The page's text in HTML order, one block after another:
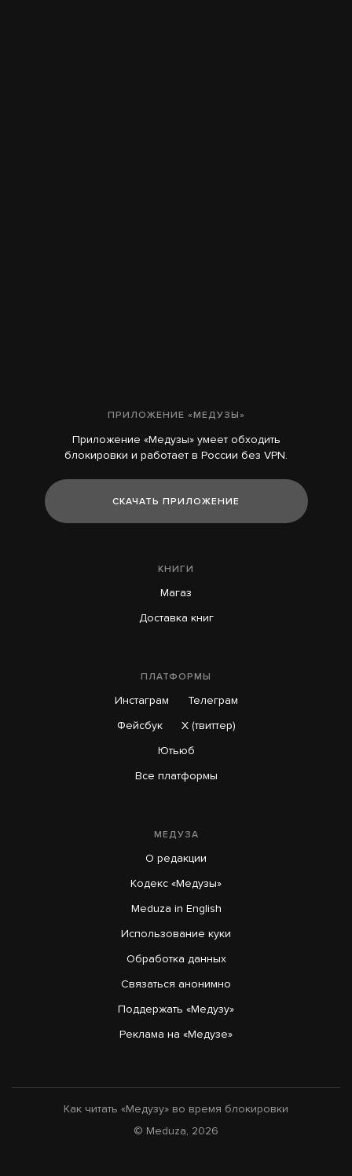
ПРИЛОЖЕНИЕ «МЕДУЗЫ»
Приложение «Медузы» умеет обходить
блокировки и работает в России без VPN.
СКАЧАТЬ ПРИЛОЖЕНИЕ
КНИГИ
Магаз
Доставка книг
ПЛАТФОРМЫ
Инстаграм
Телеграм
Фейсбук
X (твиттер)
Ютьюб
Все платформы
МЕДУЗА
О редакции
Кодекс «Медузы»
Meduza in English
Использование куки
Обработка данных
Связаться анонимно
Поддержать «Медузу»
Реклама на «Медузе»
Как читать «Медузу» во время блокировки
© Meduza, 2026